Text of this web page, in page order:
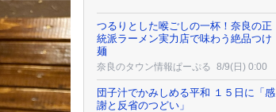
つるりとした喉ごしの一杯！奈良の正
統派ラーメン実力店で味わう絶品つけ
麺
奈良のタウン情報ぱーぷる 8/9(日) 0:00
団子汁でかみしめる平和 １５日に「感
謝と反省のつどい」